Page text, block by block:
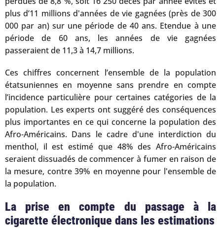
plus d’11 millions d'années de vie gagnées (près de 300
000 par an) sur une période de 40 ans. Etendue à une
période de 60 ans, les années de vie gagnées
passeraient de 11,3 à 14,7 millions.
Ces chiffres concernent l’ensemble de la population
étatsuniennes en moyenne sans prendre en compte
l’incidence particulière pour certaines catégories de la
population. Les experts ont suggéré des conséquences
plus importantes en ce qui concerne la population des
Afro-Américains. Dans le cadre d'une interdiction du
menthol, il est estimé que 48% des Afro-Américains
seraient dissuadés de commencer à fumer en raison de
la mesure, contre 39% en moyenne pour l'ensemble de
la population.
La prise en compte du passage à la
cigarette électronique dans les estimations